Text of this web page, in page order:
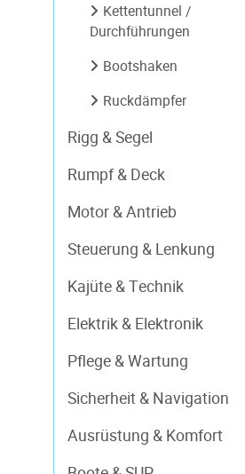
Kettentunnel /
Durchführungen
Bootshaken
Ruckdämpfer
Rigg & Segel
Rumpf & Deck
Motor & Antrieb
Steuerung & Lenkung
Kajüte & Technik
Elektrik & Elektronik
Pflege & Wartung
Sicherheit & Navigation
Ausrüstung & Komfort